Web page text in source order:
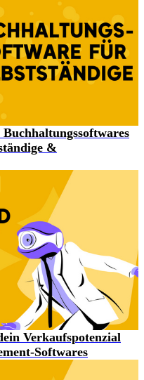
Buchhaltungssoftwares
&
Verkaufspotenzial
Softwares